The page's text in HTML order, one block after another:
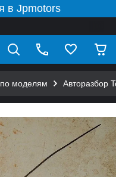
в Jpmotors
моделям Авторазбор